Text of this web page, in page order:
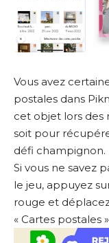
Vous avez
postales dans
cet objet lors des
soit pour
défi champignon.
Si vous ne savez
le jeu, appuyez
rouge et
« Cartes postales